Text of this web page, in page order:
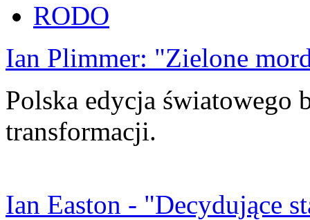
RODO
Ian Plimmer: "Zielone
Polska edycja światowego
transformacji.
Ian Easton - "Decydujące